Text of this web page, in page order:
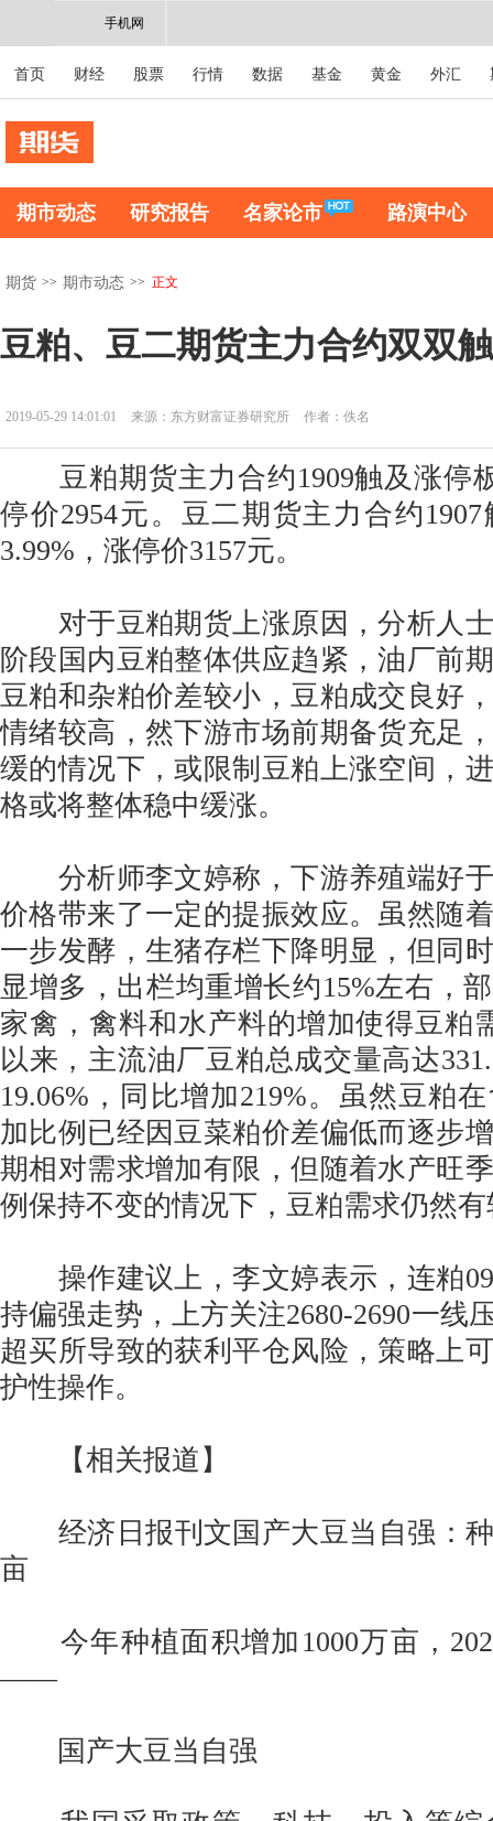
手机网
首页 财经 股票 行情 数据 基金 黄金 外汇
期市动态 研究报告 名家论市 路演中心
期货 >> 期市动态 >> 正文
豆粕、豆二期货主力合约双双
2019-05-29 14:01:01 来源：东方财富证券研究所 作者：佚名
豆粕期货主力合约1909触及涨停
停价2954元。豆二期货主力合约
3.99%，涨停价3157元。
对于豆粕期货上涨原因，分析人士
阶段国内豆粕整体供应趋紧，油厂前
豆粕和杂粕价差较小，豆粕成交良好
情绪较高，然下游市场前期备货充足
缓的情况下，或限制豆粕上涨空间，
格或将整体稳中缓涨。
分析师李文婷称，下游养殖端好于
价格带来了一定的提振效应。虽然随
一步发酵，生猪存栏下降明显，但同
显增多，出栏均重增长约15%左右，
家禽，禽料和水产料的增加使得豆粕
以来，主流油厂豆粕总成交量高达
19.06%，同比增加219%。虽然豆粕
加比例已经因豆菜粕价差偏低而逐步
期相对需求增加有限，但随着水产旺
例保持不变的情况下，豆粕需求仍然
操作建议上，李文婷表示，连粕09
持偏强走势，上方关注2680-2690一线
超买所导致的获利平仓风险，策略上
护性操作。
【相关报道】
经济日报刊文国产大豆当自强：种
亩
今年种植面积增加1000万亩，
——
国产大豆当自强